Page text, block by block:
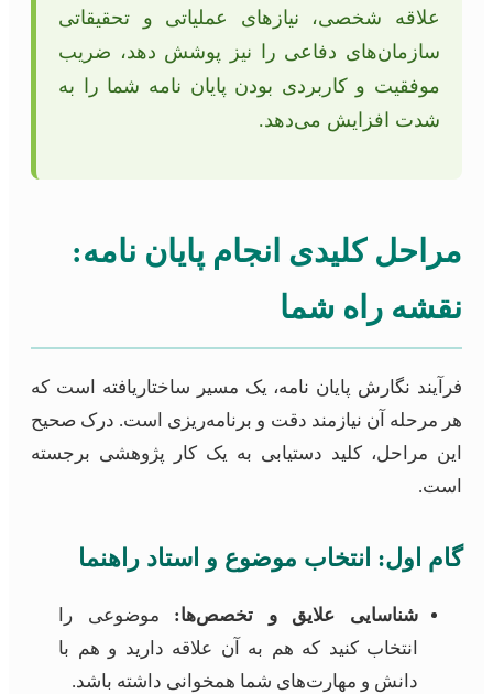
علاقه شخصی، نیازهای عملیاتی و تحقیقاتی
سازمان‌های دفاعی را نیز پوشش دهد، ضریب
موفقیت و کاربردی بودن پایان نامه شما را به
شدت افزایش می‌دهد.
مراحل کلیدی انجام پایان نامه:
نقشه راه شما
فرآیند نگارش پایان نامه، یک مسیر ساختاریافته است که
هر مرحله آن نیازمند دقت و برنامه‌ریزی است. درک صحیح
این مراحل، کلید دستیابی به یک کار پژوهشی برجسته
است.
گام اول: انتخاب موضوع و استاد راهنما
شناسایی علایق و تخصص‌ها: موضوعی را
انتخاب کنید که هم به آن علاقه دارید و هم با
دانش و مهارت‌های شما همخوانی داشته باشد.